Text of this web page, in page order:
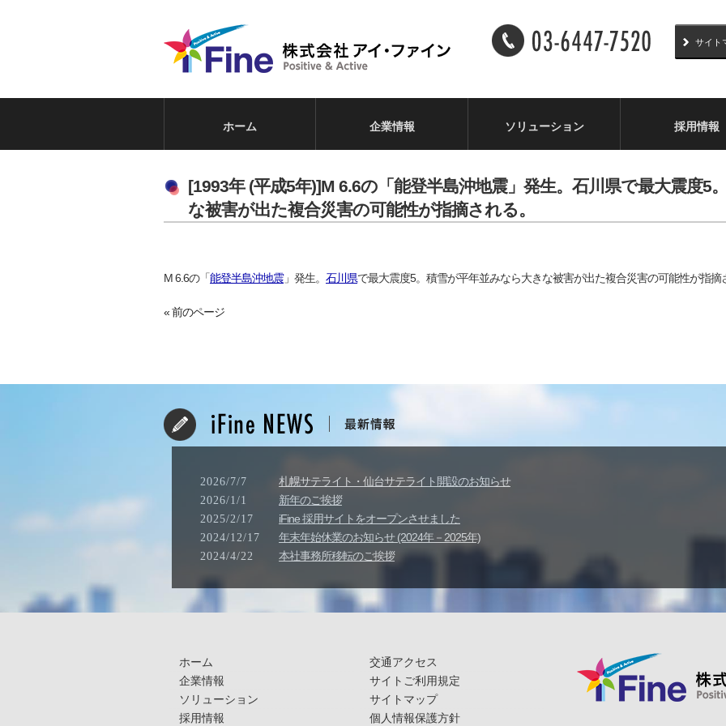
サイト
ホーム 企業情報 ソリューション 採用情報
[1993年 (平成5年)]M 6.6の「能登半島沖地震」発生。石川県で最大震度5
な被害が出た複合災害の可能性が指摘される。
M 6.6の「能登半島沖地震」発生。 石川県で最大震度5。積雪が平年並みなら大きな被害が出た複合災害の可能性が指摘
« 前のページ
2026/7/7 札幌サテライト・仙台サテライト開設のお知らせ
2026/1/1 新年のご挨拶
2025/2/17 iFine 採用サイトをオープンさせました
2024/12/17 年末年始休業のお知らせ (2024年－2025年)
2024/4/22 本社事務所移転のご挨拶
ホーム
企業情報
ソリューション
採用情報
交通アクセス
サイトご利用規定
サイトマップ
個人情報保護方針